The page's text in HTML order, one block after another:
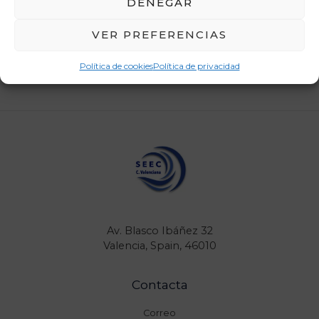
VER PREFERENCIAS
Política de cookiesPolítica de privacidad
Av. Blasco Ibáñez 32
Valencia, Spain, 46010
Contacta
Correo